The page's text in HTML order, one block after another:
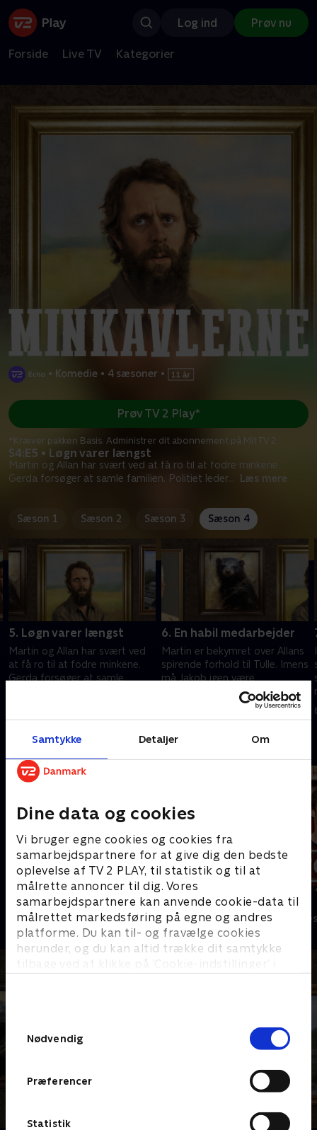
Samtykke Detaljer Om
Dine data og cookies
Vi bruger egne cookies og cookies fra
samarbejdspartnere for at give dig den bedste
oplevelse af TV 2 PLAY, til statistik og til at
målrette annoncer til dig. Vores
samarbejdspartnere kan anvende cookie-data til
målrettet markedsføring på egne og andres
platforme. Du kan til- og fravælge cookies
herunder, og du kan altid trække dit samtykke
tilbage ved at klikke på ’Cookie-indstillinger’ i
Nødvendig
Præferencer
Statistik
Log ind Prøv nu
Forside Live TV Kategorier
• Komedie • 4 sæsoner •
S4:E5 • Løgn varer længst
Martin og Allan har svært ved at få ro til at fodre minkene.
Gerda forsøger at samle familien. Politiet leder... Læs mere
Prøv TV 2 Play*
*Kræver pakken Basis. Administrer dit abonnement på Mit TV 2.
Sæson 1 Sæson 2 Sæson 3 Sæson 4
5. Løgn varer længst
Martin og Allan har svært ved
at få ro til at fodre minkene.
Gerda forsøger at samle
jagter Maria.
6. En habil medarbejder
Martin er bekymret over Allans
spirende forhold til Tulle. Imens
må Jakob igen være
stikirenddrengen, der skal
forsøge at få skovlen under
Rebekka.
1. oktober 2023 • 29 min
Andre så også
Klovn
Komedie • 11 sæsoner
Tomgang
Komedie • 3